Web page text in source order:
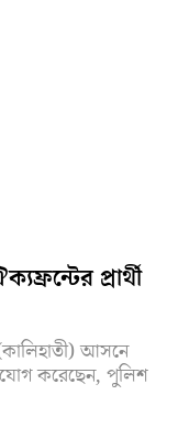
প্রার্থী
আসনে
করেছেন, পুলিশ